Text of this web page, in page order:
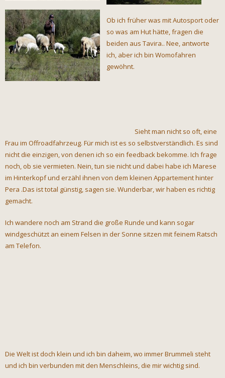
Ob ich früher was mit Autosport oder
so was am Hut hätte, fragen die
beiden aus Tavira.. Nee, antworte
ich, aber ich bin Womofahren
gewöhnt.
Sieht man nicht so oft, eine
Frau im Offroadfahrzeug. Für mich ist es so selbstverständlich. Es sind
nicht die einzigen, von denen ich so ein feedback bekomme. Ich frage
noch, ob sie vermieten. Nein, tun sie nicht und dabei habe ich Marese
im Hinterkopf und erzähl ihnen von dem kleinen Appartement hinter
Pera .Das ist total günstig, sagen sie. Wunderbar, wir haben es richtig
gemacht.
Ich wandere noch am Strand die große Runde und kann sogar
windgeschützt an einem Felsen in der Sonne sitzen mit feinem Ratsch
am Telefon.
Die Welt ist doch klein und ich bin daheim, wo immer Brummeli steht
und ich bin verbunden mit den Menschleins, die mir wichtig sind.